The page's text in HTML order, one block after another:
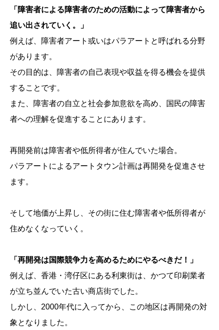
「障害者による障害者のための活動によって障害者から
追い出されていく。」
例えば、障害者アート或いはパラアートと呼ばれる分野
があります。
その目的は、障害者の自己表現や収益を得る機会を提供
することです。
また、障害者の自立と社会参加意欲を高め、国民の障害
者への理解を促進することにあります。
再開発前は障害者や低所得者が住んでいた場合。
パラアートによるアートタウン計画は再開発を促進させ
ます。
そして地価が上昇し、その街に住む障害者や低所得者が
住めなくなっていく。
「再開発は国際競争力を高めるためにやるべきだ！」
例えば、香港・湾仔区にある利東街は、かつて印刷業者
が立ち並んでいた古い商店街でした。
しかし、2000年代に入ってから、この地区は再開発の対
象となりました。